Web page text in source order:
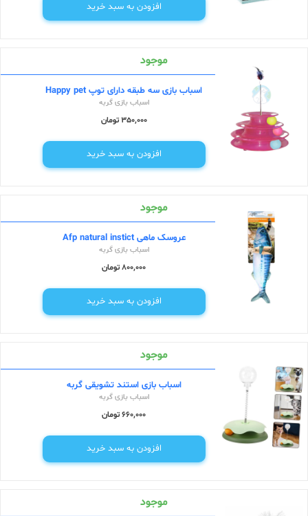
افزودن به سبد خرید
موجود
اسباب بازی سه طبقه دارای توپ Happy pet
اسباب بازی گربه
350,000 تومان
افزودن به سبد خرید
موجود
عروسک ماهی Afp natural instict
اسباب بازی گربه
800,000 تومان
افزودن به سبد خرید
موجود
اسباب بازی استند تشویقی گربه
اسباب بازی گربه
660,000 تومان
افزودن به سبد خرید
موجود